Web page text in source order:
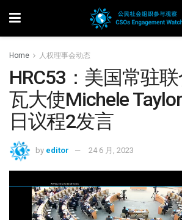
Home 人权理事会动态
HRC53：美国常驻
瓦大使Michele
日议程2发言
by editor 24 6 月, 2023